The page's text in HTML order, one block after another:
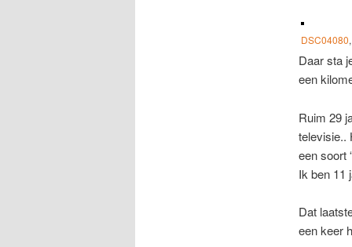
DSC04080
Daar sta
een
Ruim 29
televisie..
een soort
Ik ben 11
Dat
een keer